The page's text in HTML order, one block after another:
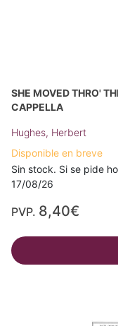
SHE MOVED THRO'
CAPPELLA
Hughes, Herbert
Disponible en breve
Sin stock. Si se pide
17/08/26
PVP. 8,40€